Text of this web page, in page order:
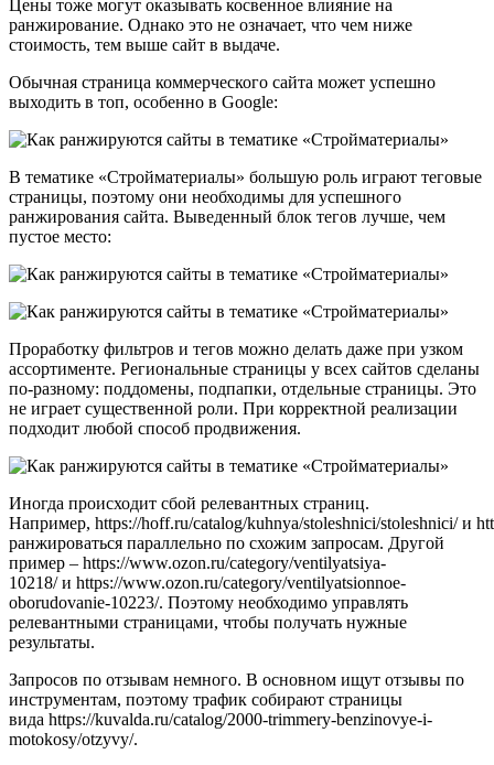
Цены тоже могут оказывать косвенное влияние на
ранжирование. Однако это не означает, что чем ниже
стоимость, тем выше сайт в выдаче.
Обычная страница коммерческого сайта может успешно
выходить в топ, особенно в Google:
В тематике «Стройматериалы» большую роль играют теговые
страницы, поэтому они необходимы для успешного
ранжирования сайта. Выведенный блок тегов лучше, чем
пустое место:
Проработку фильтров и тегов можно делать даже при узком
ассортименте. Региональные страницы у всех сайтов сделаны
по-разному: поддомены, подпапки, отдельные страницы. Это
не играет существенной роли. При корректной реализации
подходит любой способ продвижения.
Иногда происходит сбой релевантных страниц.
Например, https://hoff.ru/catalog/kuhnya/stoleshnici/stoleshnici/ и
ранжироваться параллельно по схожим запросам. Другой
пример – https://www.ozon.ru/category/ventilyatsiya-
10218/ и https://www.ozon.ru/category/ventilyatsionnoe-
oborudovanie-10223/. Поэтому необходимо управлять
релевантными страницами, чтобы получать нужные
результаты.
Запросов по отзывам немного. В основном ищут отзывы по
инструментам, поэтому трафик собирают страницы
вида https://kuvalda.ru/catalog/2000-trimmery-benzinovye-i-
motokosy/otzyvy/.